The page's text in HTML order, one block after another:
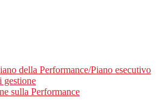
della Performance/Piano esecutivo
gestione
sulla Performance